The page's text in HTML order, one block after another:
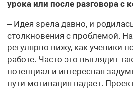
урока или после разговора с
– Идея зрела давно, и
столкновения с проблемой. На
регулярно вижу, как ученики
работе. Часто это выглядит
потенциал и интересная
пути мотивация падает.